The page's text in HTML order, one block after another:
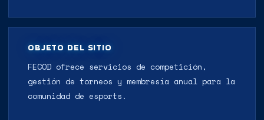
OBJETO DEL SITIO
FECOD ofrece servicios de competición,
gestión de torneos y membresía anual para la
comunidad de esports.